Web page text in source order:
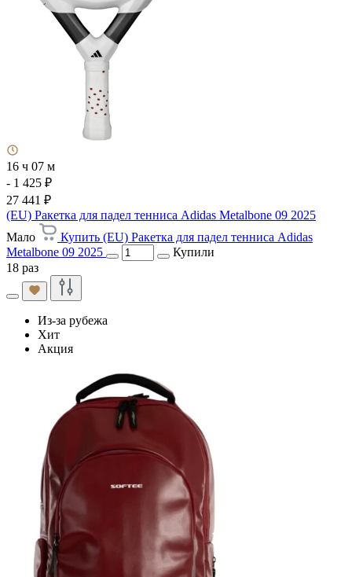
16 ч 07 м
- 1 425 ₽
27 441 ₽
(EU) Ракетка для падел тенниса Adidas Metalbone 09 2025
Мало
Купить (EU) Ракетка для падел тенниса Adidas
Metalbone 09 2025
Купили
18 раз
Из-за рубежа
Хит
Акция